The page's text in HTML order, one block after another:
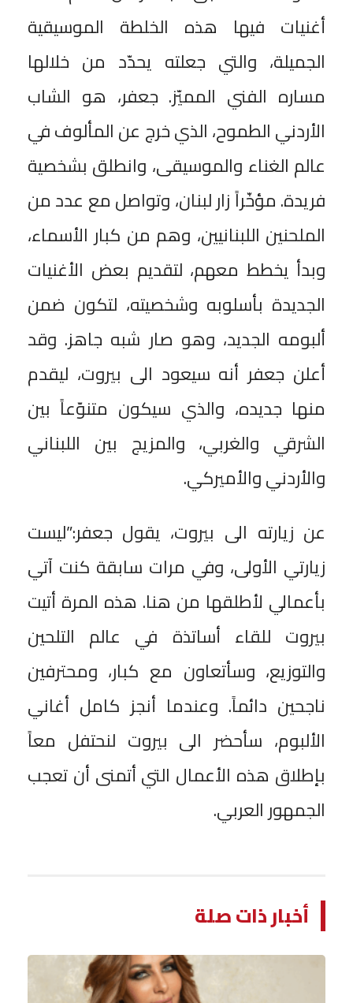
أغنيات فيها هذه الخلطة الموسيقية
الجميلة، والتي جعلته يحدّد من خلالها
مساره الفني المميّز. جعفر، هو الشاب
الأردني الطموح، الذي خرج عن المألوف في
عالم الغناء والموسيقى، وانطلق بشخصية
فريدة. مؤخّراً زار لبنان، وتواصل مع عدد من
الملحنين اللبنانيين، وهم من كبار الأسماء،
وبدأ يخطط معهم، لتقديم بعض الأغنيات
الجديدة بأسلوبه وشخصيته، لتكون ضمن
ألبومه الجديد، وهو صار شبه جاهز. وقد
أعلن جعفر أنه سيعود الى بيروت، ليقدم
منها جديده، والذي سيكون متنوّعاً بين
الشرقي والغربي، والمزيج بين اللبناني
والأردني والأميركي.
عن زيارته الى بيروت، يقول جعفر:”ليست
زيارتي الأولى، وفي مرات سابقة كنت آتي
بأعمالي لأطلقها من هنا. هذه المرة أتيت
بيروت للقاء أساتذة في عالم التلحين
والتوزيع، وسأتعاون مع كبار، ومحترفين
ناجحين دائماً. وعندما أنجز كامل أغاني
الألبوم، سأحضر الى بيروت لنحتفل معاً
بإطلاق هذه الأعمال التي أتمنى أن تعجب
الجمهور العربي.
أخبار ذات صلة